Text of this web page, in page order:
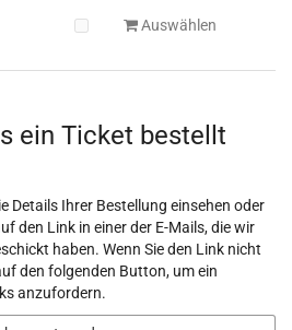
Auswählen
ein Ticket bestellt
Details Ihrer Bestellung einsehen oder
den Link in einer der E-Mails, die wir
haben. Wenn Sie den Link nicht
den folgenden Button, um ein
anzufordern.